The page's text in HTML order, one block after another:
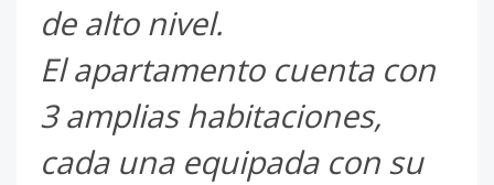
de alto nivel.
El apartamento cuenta con
3 amplias habitaciones,
cada una equipada con su